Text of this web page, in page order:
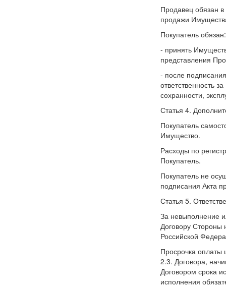
Продавец обязан
продажи
Покупатель обязан:
- принять
представления
- после
ответственность
сохранности,
Статья 4.
Покупатель
Имущество.
Расходы по
Покупатель.
Покупатель не
подписания Акта
Статья 5.
За невыполнение
Договору Стороны
Российской
Просрочка
2.3. Договора,
Договором срока
исполнения